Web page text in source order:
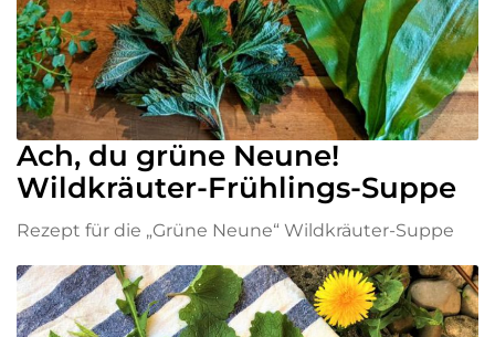
Ach, du grüne Neune!
Wildkräuter-Frühlings-Suppe
Rezept für die „Grüne Neune“ Wildkräuter-Suppe